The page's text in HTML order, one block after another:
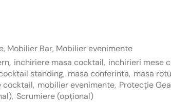
, Mobilier Bar, Mobilier evenimente
, inchiriere masa cocktail, inchirieri mese
standing, masa conferinta, masa
cocktail, mobilier evenimente, Protecție
, Scrumiere (opțional)